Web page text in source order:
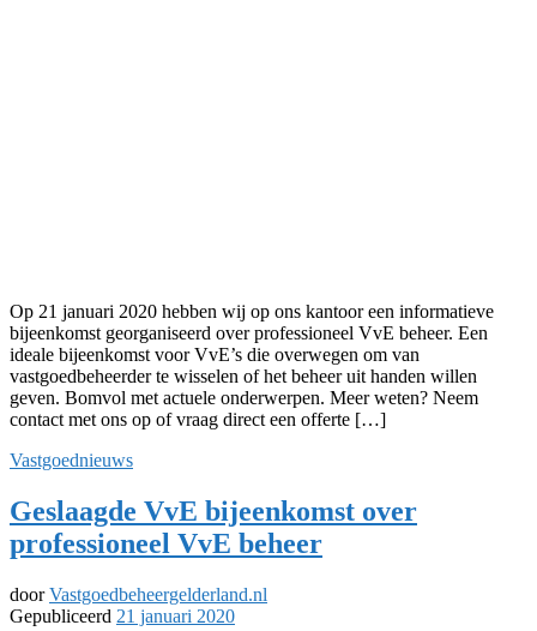
Op 21 januari 2020 hebben wij op ons kantoor een informatieve
bijeenkomst georganiseerd over professioneel VvE beheer. Een
ideale bijeenkomst voor VvE’s die overwegen om van
vastgoedbeheerder te wisselen of het beheer uit handen willen
geven. Bomvol met actuele onderwerpen. Meer weten? Neem
contact met ons op of vraag direct een offerte […]
Vastgoednieuws
Geslaagde VvE bijeenkomst over
professioneel VvE beheer
doorVastgoedbeheergelderland.nl
Gepubliceerd 21 januari 2020